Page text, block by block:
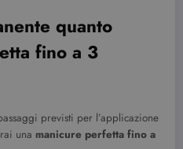
quanto
fino a 3
previsti per l’applicazione
una manicure perfetta fino a